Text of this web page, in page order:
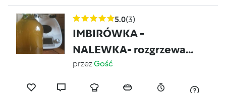
5.0(3)
IMBIRÓWKA -
NALEWKA- rozgrzewa,
leczy zapobiega
przeziębieniom
przezGość